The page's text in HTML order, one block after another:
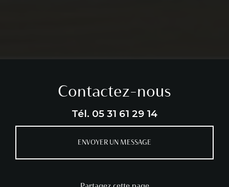
Contactez-nous
Tél. 05 31 61 29 14
ENVOYER UN MESSAGE